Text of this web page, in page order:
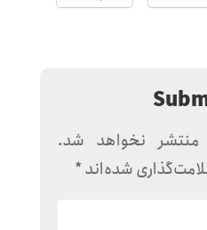
منتشر نخواهد شد.
شده‌اند*